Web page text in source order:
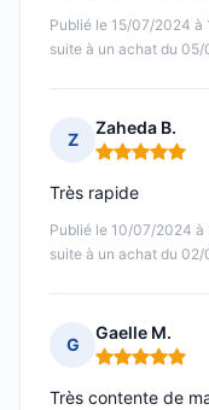
Publié le 15/07/2024 à
suite à un achat du
Z
Zaheda B.
Note : 5 sur 5
Publié le 10/07/2024 à
suite à un achat du
Très rapide
G
Gaelle M.
Note : 5 sur 5
Très contente de